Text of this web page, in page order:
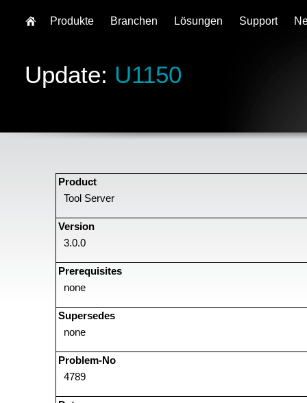
Update: U1150
Product
Tool Server
Version
3.0.0
Prerequisites
none
Supersedes
none
Problem-No
4789
Produkte Branchen Lösungen Support